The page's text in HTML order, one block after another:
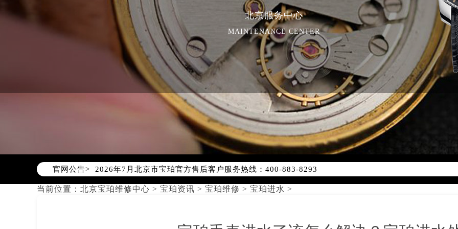
北京服务中心
MAINTENANCE CENTER
官网公告>
2026年7月宝珀北京市售后服务网络优化升级公告
2026年7月宝珀售后服务中心最新网点地址：
北京市东城区东长安街1号东方广场写字楼W3座6层602室（需提前预约）
当前位置： 北京宝珀维修中心 > 宝珀资讯 > 宝珀维修 > 宝珀进水 >